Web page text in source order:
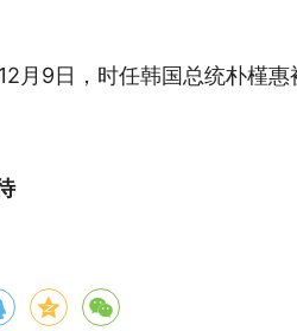
月9日，时任韩国总统朴槿